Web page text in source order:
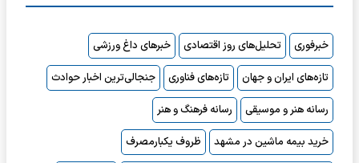
خبرفوری تحلیل‌های روز اقتصادی
خبرهای داغ ورزشی
تازه‌های ایران و جهان
تازه‌های فناوری
جنجالی‌ترین اخبار حوادث
رسانه هنر و موسیقی
رسانه فرهنگ و هنر
خرید بیمه ماشین در مشهد
ظروف یکبارمصرف